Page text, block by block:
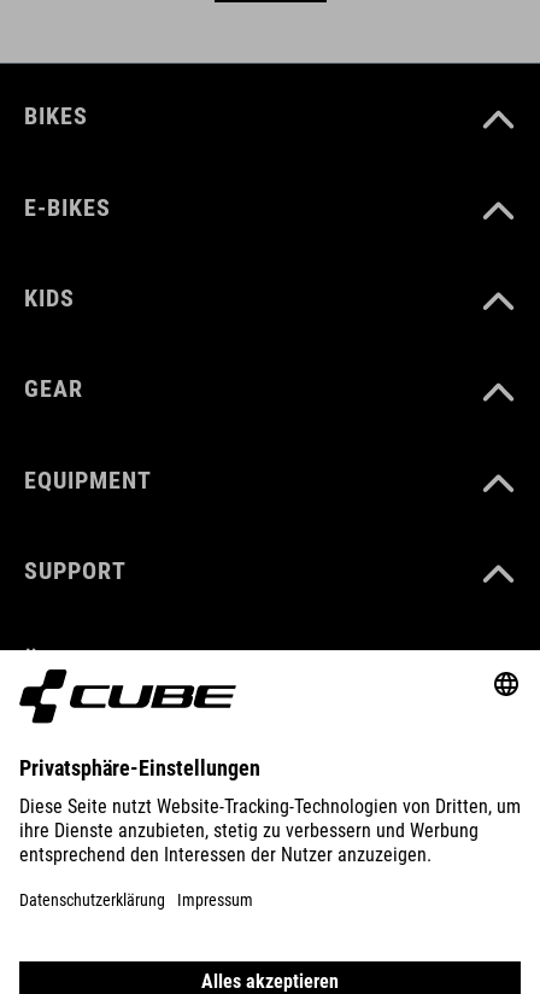
BIKES
E-BIKES
KIDS
GEAR
EQUIPMENT
SUPPORT
ENTDECKEN